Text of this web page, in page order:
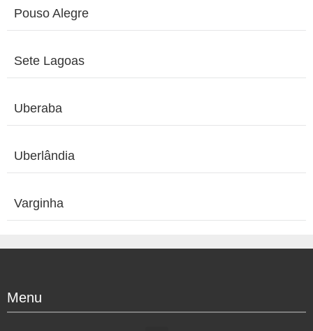
Pouso Alegre
Sete Lagoas
Uberaba
Uberlândia
Varginha
Menu